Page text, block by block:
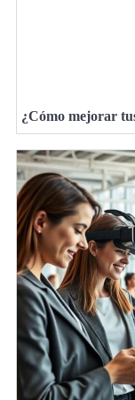
¿Cómo mejorar